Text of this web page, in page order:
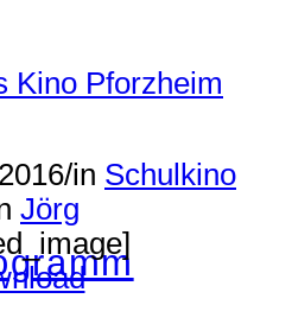
/in Schulkino
Jörg